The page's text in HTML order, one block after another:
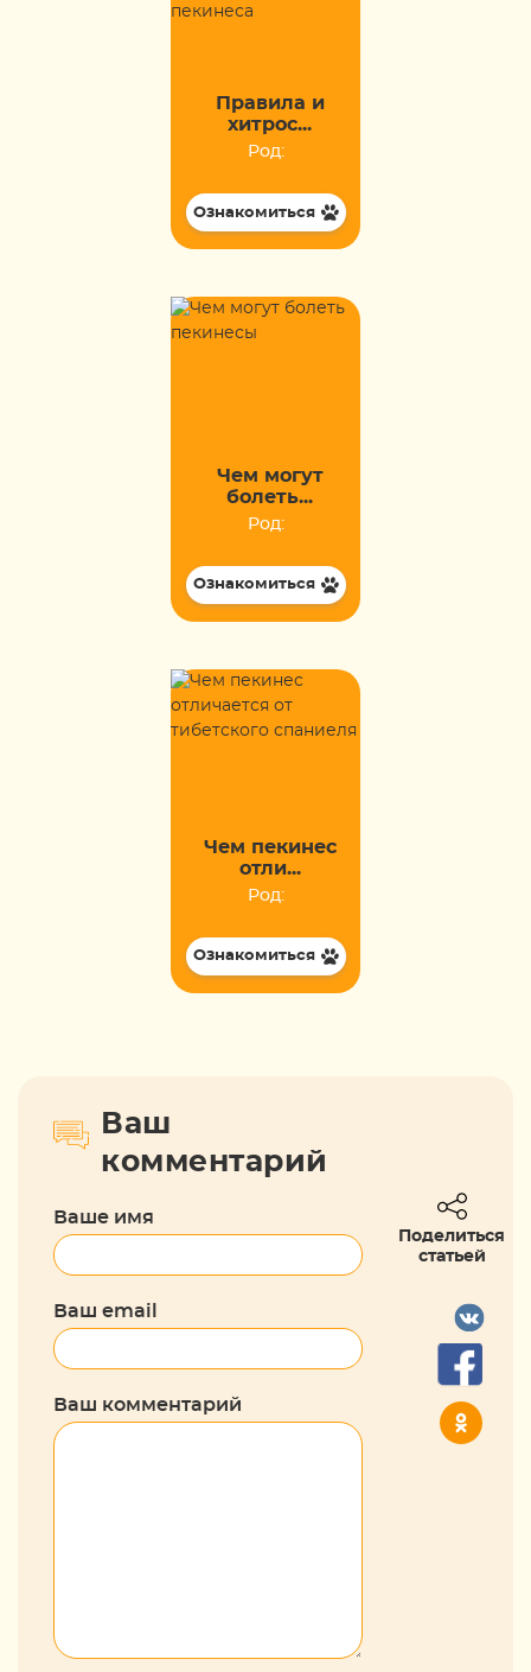
Правила и
хитрос...
Род:
Ознакомиться
Чем могут
болеть...
Род:
Ознакомиться
Чем пекинес
отли...
Род:
Ознакомиться
Ваш
комментарий
Ваше имя
Ваш email
Ваш комментарий
Поделиться
статьей